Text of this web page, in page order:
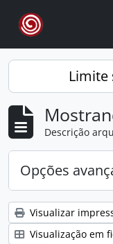
Skip to main content
Limite
Descrição
Opções
Visualizar
Visualização em